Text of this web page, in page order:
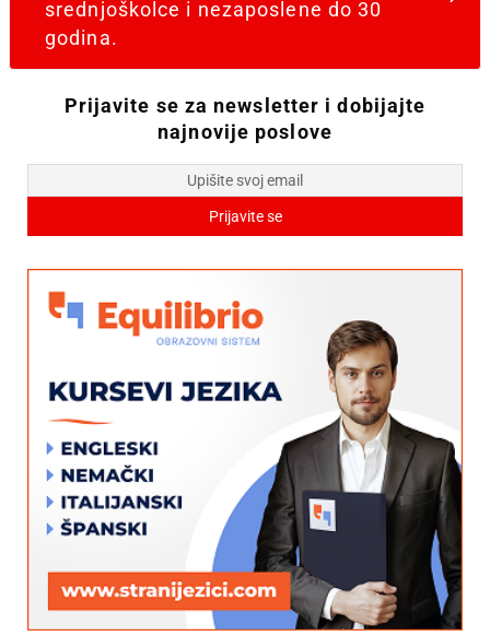
srednjoškolce i nezaposlene do 30
godina.
Prijavite se za newsletter i dobijajte
najnovije poslove